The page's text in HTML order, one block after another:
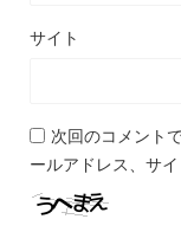
サイト
次回のコメント
ールアドレス、サイ